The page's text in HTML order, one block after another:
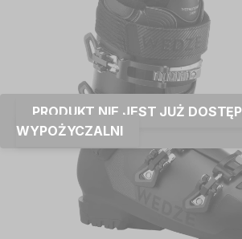
PRODUKT NIE JEST JUŻ
WYPOŻYCZALNI